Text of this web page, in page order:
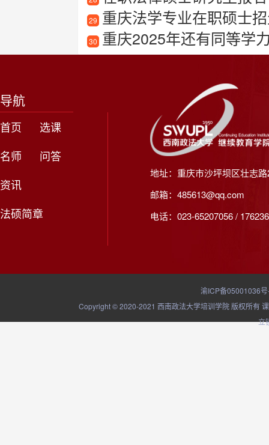
29 重庆法学专业在职硕士
30 重庆2025年还有同等学
导航
首页
选课
名师
问答
资讯
法硕简章
地址：重庆市沙坪坝区壮志
邮箱：485613@qq.com
电话：023-65207056 /
渝ICP备05001036
Copyright © 2020-2021 西南政法大学培训学院 版权所有
立